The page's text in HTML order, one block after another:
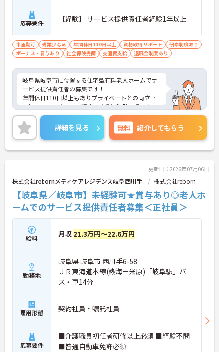
応募要件 【経験】 サービス提供責任者経験1年以上
車通勤可 残業少なめ 年間休日110日以上 資格取得サポート
研修制度あり
ボーナス・賞与あり
社会保険完備 交通費支給 退職金制度あり
岐阜県岐阜市に位置する住宅型有料老人ホームでサ
ービス提供責任者の募集です！
年間休日110日以上もありプライベートとの両立を
目指す方におすすめの環境です◎無料駐車場もある
為マイカーでの通勤も楽々♪昇給や賞与制度があ
り、頑張りが評価されてしっかりと還元されます。
さらに各種手当も充実しているのは嬉しいポイント
です◎フォロー体制もあり、経験に関わらず安心し
てスタートできます。
ントもお伝えしますので是非ご応募お待ちしており
ます。
詳細を見る 無料 紹介してもらう
更新日：2026年07月06日
株式会社rebornメディケアレジデンス岐阜西川手 株式会社reborn
【岐阜県／岐阜市】未経験可★賞与あり◎老人ホ
ームでのサービス提供責任者募集＜正社員＞
給料 月収 21.3万円～22.6万円
勤務地
岐阜県 岐阜市 西川手6-58
ＪＲ東海道本線(熱海－米原)「岐阜駅」バ
ス・車14分
雇用形態 契約社員・嘱託社員
応募要件
■介護職員初任者研修以上必須 ■経験不問
■普通自動車免許必須